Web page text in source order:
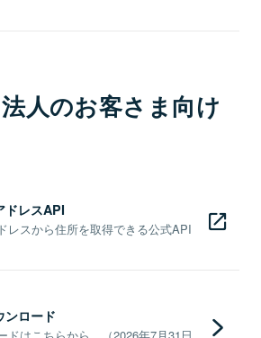
人のお客さま向け
ドレスAPI
レスから住所を取得できる公式API
ンロード